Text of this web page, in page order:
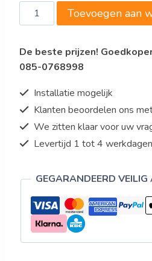
Pastamatrijs
voor
135
mm
Toevoegen aan
De beste prijzen!
085-0768998
Installatie mogelijk
Klanten beoordelen ons
We zitten klaar voor uw
Levertijd 1 tot 4
GEGARANDEERD VEILIG